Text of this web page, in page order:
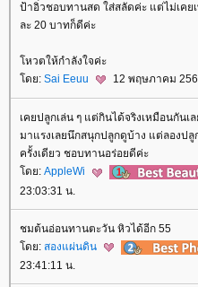
ป้าอิ๋วชอบทานสด ใส่สลัดค่ะ แต่ไม่เคย
ละ 20 บาทก็ดีค่ะ
หวตให้กำลังใจค่ะ
ดย: Sai Eeuu 12 พฤษภาคม
เคยปลูกเล่น ๆ แต่กินได้จริงเหมือนกัน
มาแรงเลยนึกสนุกปลูกดูบ้าง แต่ลองปลู
ครั้งเดียว ชอบทานอร่อยดีค่ะ
ดย: AppleWi
23:03:31 น.
ชมต้นอ่อนทานตะวัน หิวได้อีก 55
ดย: สองแผ่นดิน
23:41:11 น.